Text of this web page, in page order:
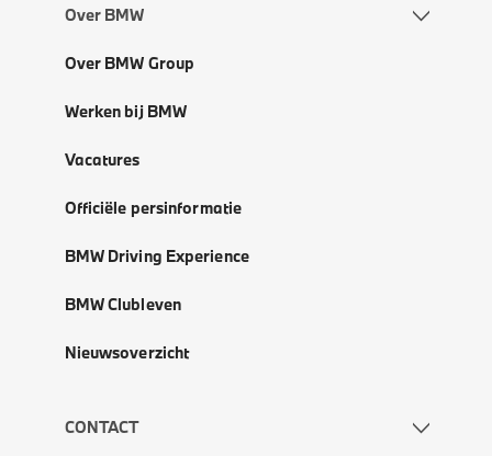
Over BMW
Over BMW Group
Werken bij BMW
Vacatures
Officiële persinformatie
BMW Driving Experience
BMW Clubleven
Nieuwsoverzicht
CONTACT